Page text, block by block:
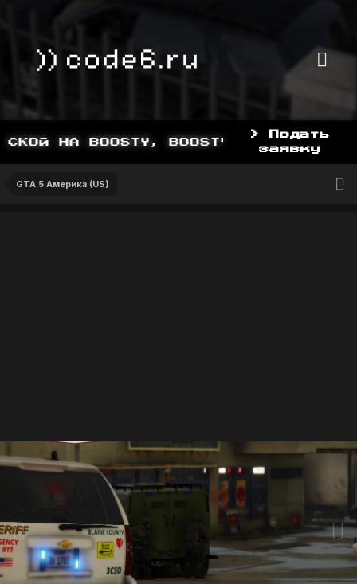
НА BOOSTY, BOOSTY.TO/YDDY
> Подать
заявку
GTA 5 Америка (US)